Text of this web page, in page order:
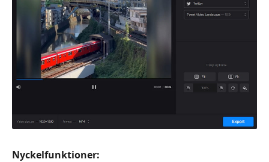
Nyckelfunktioner: